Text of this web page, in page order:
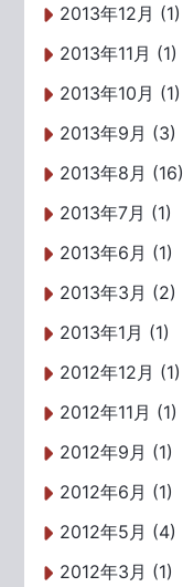
2013年12月 (1)
2013年11月 (1)
2013年10月 (1)
2013年9月 (3)
2013年8月 (16)
2013年7月 (1)
2013年6月 (1)
2013年3月 (2)
2013年1月 (1)
2012年12月 (1)
2012年11月 (1)
2012年9月 (1)
2012年6月 (1)
2012年5月 (4)
2012年3月 (1)